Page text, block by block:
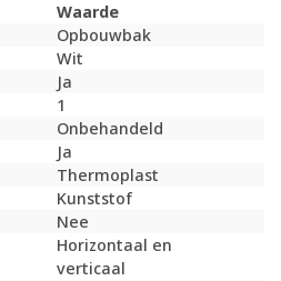
Waarde
Opbouwbak
Wit
Ja
1
Onbehandeld
Ja
Thermoplast
Kunststof
Nee
Horizontaal en
verticaal